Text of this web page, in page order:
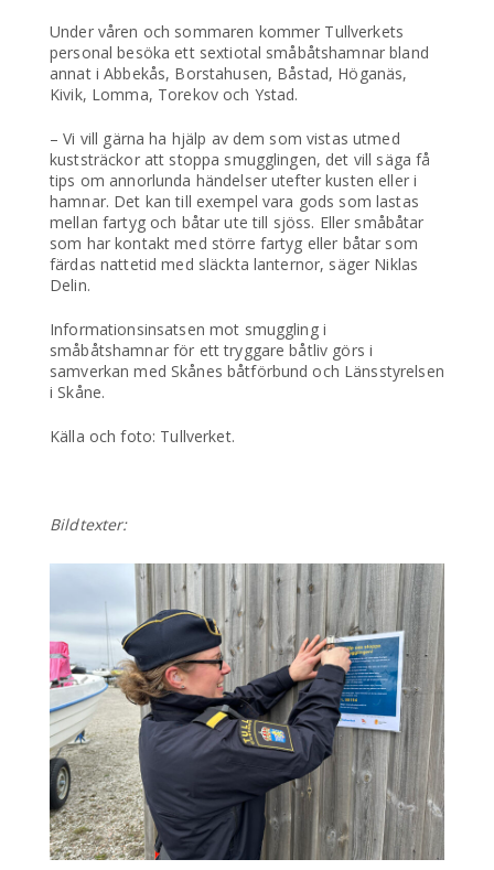
Under våren och sommaren kommer Tullverkets
personal besöka ett sextiotal småbåtshamnar bland
annat i Abbekås, Borstahusen, Båstad, Höganäs,
Kivik, Lomma, Torekov och Ystad.
– Vi vill gärna ha hjälp av dem som vistas utmed
kuststräckor att stoppa smugglingen, det vill säga få
tips om annorlunda händelser utefter kusten eller i
hamnar. Det kan till exempel vara gods som lastas
mellan fartyg och båtar ute till sjöss. Eller småbåtar
som har kontakt med större fartyg eller båtar som
färdas nattetid med släckta lanternor, säger Niklas
Delin.
Informationsinsatsen mot smuggling i
småbåtshamnar för ett tryggare båtliv görs i
samverkan med Skånes båtförbund och Länsstyrelsen
i Skåne.
Källa och foto: Tullverket.
Bildtexter: